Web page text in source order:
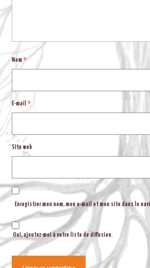
Nom *
E-mail *
Site web
Enregistrer mon nom, mon e-mail et mon site dans le
Oui, ajoutez-moi à votre liste de diffusion.